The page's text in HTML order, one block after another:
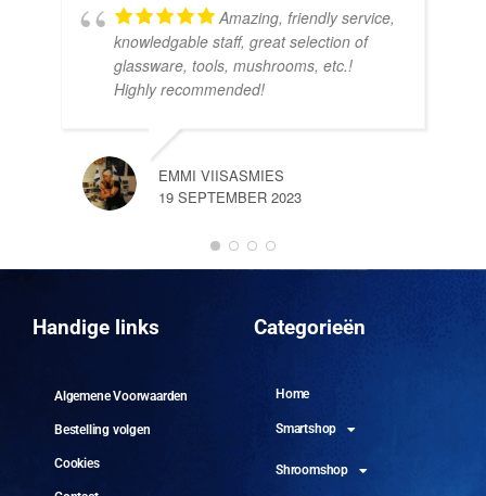
Amazing, friendly service,
knowledgable staff, great selection of
glassware, tools, mushrooms, etc.!
Highly recommended!
EMMI VIISASMIES
19 SEPTEMBER 2023
Handige links
Algemene Voorwaarden
Bestelling volgen
Cookies
Categorieën
Home
Smartshop
Shroomshop